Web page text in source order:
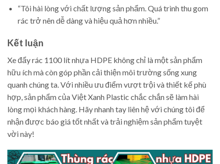
“Tôi hài lòng với chất lượng sản phẩm. Quá trình thu gom
rác trở nên dễ dàng và hiệu quả hơn nhiều.”
Kết luận
Xe đẩy rác 1100 lít nhựa HDPE không chỉ là một sản phẩm
hữu ích mà còn góp phần cải thiện môi trường sống xung
quanh chúng ta. Với nhiều ưu điểm vượt trội và thiết kế phù
hợp, sản phẩm của Việt Xanh Plastic chắc chắn sẽ làm hài
lòng mọi khách hàng. Hãy nhanh tay liên hệ với chúng tôi để
nhận được báo giá tốt nhất và trải nghiệm sản phẩm tuyệt
vời này!